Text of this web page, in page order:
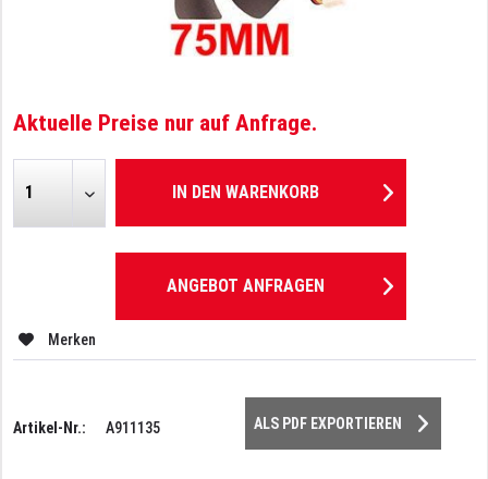
Aktuelle Preise nur auf Anfrage.
IN DEN WARENKORB
ANGEBOT ANFRAGEN
Merken
Artikel-Nr.: A911135 ALS PDF EXPORTIEREN